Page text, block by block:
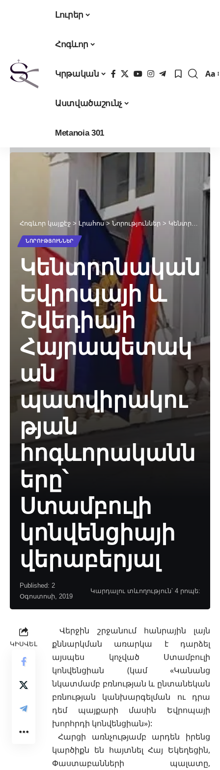
Լուրեր
Հոգևոր
Կրթական
Աստվածաշունչ
Metanoia 301
Aa
Հոգևոր կայքէջ > Լրահոս> Նորություններ > Կենտրոնական Եվրոպայի և Շվեդիայի Հայրապետական պատվիրակության հոգևորականները՝ Ստամբուլի կոնվենցիայի վերաբերյալ
ՆՈՐՈՒԹՅՈՒՆՆԵՐ
Կենտրոնական
Եվրոպայի և
Շվեդիայի
Հայրապետակ
ան
պատվիրակու
թյան
հոգևորականն
երը՝
Ստամբուլի
կոնվենցիայի
վերաբերյալ
Published: 2
Օգոստոսի, 2019
Կարդալու տևողություն՝ 4 րոպե:
ԿԻՍՎԵԼ
Վերջին շրջանում հանրային լայն
քննարկման առարկա է դարձել
այսպես կոչված Ստամբուլի
կոնվենցիան (կամ «Կանանց
նկատմամբ բռնության և ընտանեկան
բռնության կանխարգելման ու դրա
դեմ պայքարի մասին Եվրոպայի
խորհրդի կոնվենցիան»):
Հարցի առնչությամբ արդեն իրենց
կարծիքն են հայտնել Հայ Եկեղեցին,
Փաստաբանների պալատը,